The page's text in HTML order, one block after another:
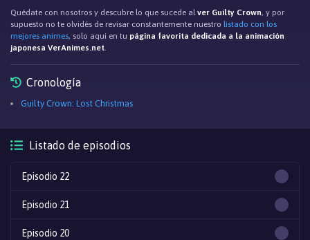
Quédate con nosotros y descubre lo que sucede alver Guilty Crown, y por
supuesto no te olvidés de revisar constantemente nuestro listado con los
mejores animes, solo aqui en tu página favorita dedicada a la animación
japonesa VerAnimes.net.
Cronología
Guilty Crown: Lost Christmas
Listado de episodios
Episodio 22
Episodio 21
Episodio 20